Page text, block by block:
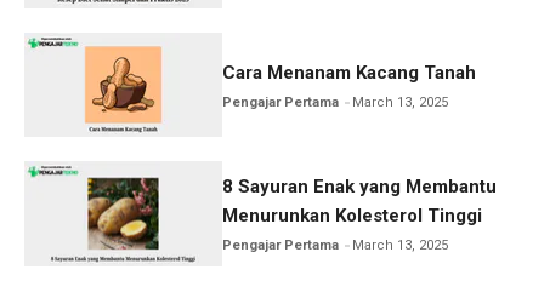
Cara Menanam Kacang Tanah
Pengajar Pertama March 13, 2025
8 Sayuran Enak yang Membantu
Menurunkan Kolesterol Tinggi
Pengajar Pertama March 13, 2025